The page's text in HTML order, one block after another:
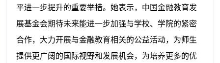
平进一步提升的重要举措。她表示，中国金融教育发
展基金会期待未来能进一步加强与学校、学院的紧密
合作，大力开展与金融教育相关的公益活动，为师生
提供更广阔的国际视野和发展机会，为培养更多的优